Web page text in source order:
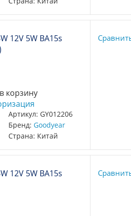
12V 5W BA15s
корзину
Артикул: GY012206
Бренд:Goodyear
Страна: Китай
12V 5W BA15s